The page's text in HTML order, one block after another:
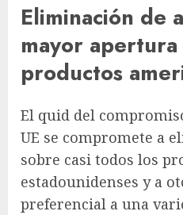
Eliminación de
mayor apertura
productos
El quid del
UE se compromete a
sobre casi todos los
estadounidenses y a
preferencial a una